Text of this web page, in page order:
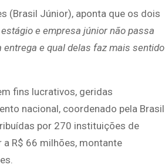
(Brasil Júnior), aponta que os dois
e empresa júnior não passa
e qual delas faz mais sentido
fins lucrativos, geridas
nacional, coordenado pela Brasil
por 270 instituições de
R$ 66 milhões, montante